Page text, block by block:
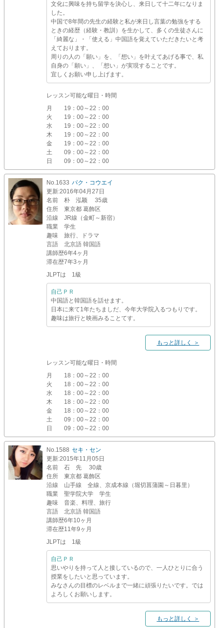
文化に興味を持ち留学を決心し、来日して十二年になりま
した。
中国で8年間の先生の経験と私が来日し言葉の勉強をする
ときの経歴（経験・教訓）を生かして、多くの生徒さんに
「綺麗な」・「使える」中国語を覚えていただきたいと考
えております。
周りの人の「願い」を、「想い」を叶えてあげる事で、私
自身の「願い」、「想い」が実現することです。
宜しくお願い申し上げます。
レッスン可能な曜日・時間
月
19：00～22：00
火
19：00～22：00
水
19：00～22：00
木
19：00～22：00
金
19：00～22：00
土
09：00～22：00
日
09：00～22：00
No.1633 パク・コウエイ
更新:2016年04月27日
名前
朴 泓颖 35歳
住所
東京都 葛飾区
沿線
JR線（金町～新宿）
職業
学生
趣味
旅行、ドラマ
言語
北京語 韓国語
講師歴6年4ヶ月
滞在歴7年3ヶ月
JLPTは 1級
自己ＰＲ
中国語と韓国語を話せます。
日本に来て1年たちましだ、今年大学院入るつもりです。
趣味は旅行と映画みることてす。
もっと詳しく ＞
レッスン可能な曜日・時間
月
18：00～22：00
火
18：00～22：00
水
18：00～22：00
木
18：00～22：00
金
18：00～22：00
土
09：00～22：00
日
09：00～22：00
No.1588 セキ・セン
更新:2015年11月05日
名前
石 先 30歳
住所
東京都 葛飾区
沿線
山手線 全線、京成本線（堀切菖蒲園～日暮里）
職業
聖学院大学 学生
趣味
音楽、料理、旅行
言語
北京語 韓国語
講師歴6年10ヶ月
滞在歴11年9ヶ月
JLPTは 1級
自己ＰＲ
思いやりを持って人と接しているので、一人ひとりに合う
授業をしたいと思っています。
みなさんの目標のレベルまで一緒に頑張りたいです。では
よろしくお願いします。
もっと詳しく ＞